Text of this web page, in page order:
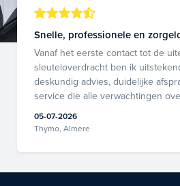
Snelle, professionele en
Vanaf het eerste contact tot de
sleuteloverdracht ben ik
deskundig advies, duidelijke
service die alle verwachtingen
05-07-2026
Thymo, Almere